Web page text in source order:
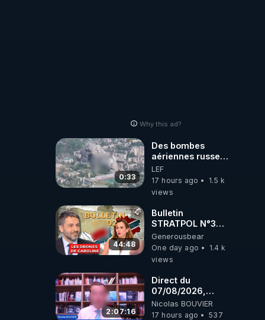
Why this ad?
0:33
Des bombes
aériennes russes
anéantissent les
centres de
contrôle de
brigades
ukrainienne
LEF
17 hours ago
1.5 k
views
44:48
Bulletin
STRATPOL N°302.
Armée des
drones, MS-21 en
série, missiles
07.08.2026.
Generousbear
One day ago
1.4 k
views
2:07:16
Direct du
07/08/2026,
présenté par
Nicolas BOUVIER
Nicolas BOUVIER
17 hours ago
537